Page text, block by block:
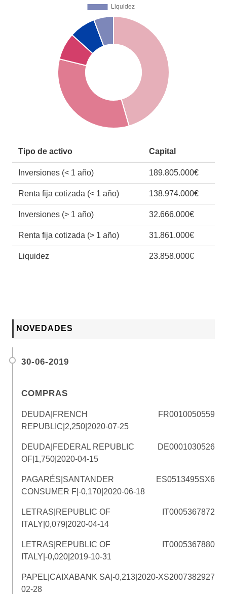
Tipo de activo Capital
Inversiones (< 1 año) 189.805.000€
Renta fija cotizada (< 1 año) 138.974.000€
Inversiones (> 1 año) 32.666.000€
Renta fija cotizada (> 1 año) 31.861.000€
Liquidez 23.858.000€
NOVEDADES
30-06-2019
COMPRAS
DEUDA|FRENCH
REPUBLIC|2,250|2020-07-25
FR0010050559
DEUDA|FEDERAL REPUBLIC
OF|1,750|2020-04-15
DE0001030526
PAGARÉS|SANTANDER
CONSUMER F|-0,170|2020-06-18
ES0513495SX6
LETRAS|REPUBLIC OF
ITALY|0,079|2020-04-14
IT0005367872
LETRAS|REPUBLIC OF
ITALY|-0,020|2019-10-31
IT0005367880
PAPEL|CAIXABANK SA|-0,213|2020-
02-28
XS2007382927